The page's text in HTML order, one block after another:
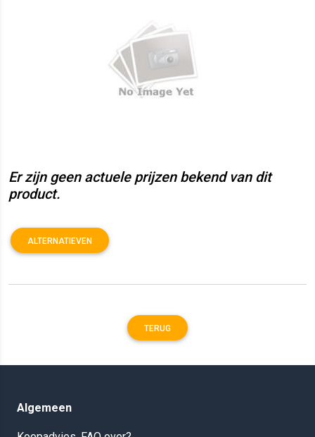
Er zijn geen actuele prijzen bekend van dit
product.
ALTERNATIEVEN
TERUG
Algemeen